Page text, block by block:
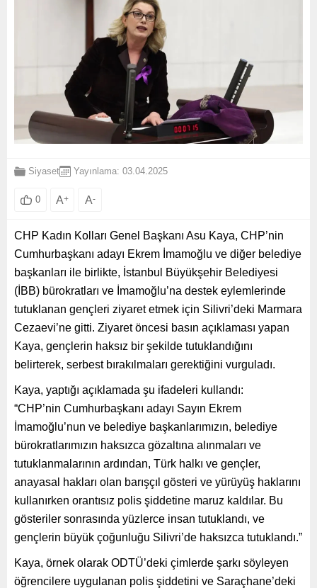
Siyaset Yayınlama: 03.04.2025
0 A+ A-
CHP Kadın Kolları Genel Başkanı Asu Kaya, CHP’nin
Cumhurbaşkanı adayı Ekrem İmamoğlu ve diğer belediye
başkanları ile birlikte, İstanbul Büyükşehir Belediyesi
(İBB) bürokratları ve İmamoğlu’na destek eylemlerinde
tutuklanan gençleri ziyaret etmek için Silivri’deki Marmara
Cezaevi’ne gitti. Ziyaret öncesi basın açıklaması yapan
Kaya, gençlerin haksız bir şekilde tutuklandığını
belirterek, serbest bırakılmaları gerektiğini vurguladı.
Kaya, yaptığı açıklamada şu ifadeleri kullandı:
“CHP’nin Cumhurbaşkanı adayı Sayın Ekrem
İmamoğlu’nun ve belediye başkanlarımızın, belediye
bürokratlarımızın haksızca gözaltına alınmaları ve
tutuklanmalarının ardından, Türk halkı ve gençler,
anayasal hakları olan barışçıl gösteri ve yürüyüş haklarını
kullanırken orantısız polis şiddetine maruz kaldılar. Bu
gösteriler sonrasında yüzlerce insan tutuklandı, ve
gençlerin büyük çoğunluğu Silivri’de haksızca tutuklandı.”
Kaya, örnek olarak ODTÜ’deki çimlerde şarkı söyleyen
öğrencilere uygulanan polis şiddetini ve Saraçhane’deki